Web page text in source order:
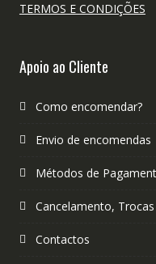
TERMOS E CONDIÇÕES
Apoio ao Cliente
Como encomendar?
Envio de encomendas
Métodos de
Cancelamento,
Contactos